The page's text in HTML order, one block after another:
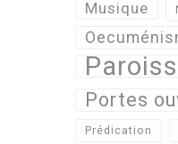
Musique
Portes
Prédication